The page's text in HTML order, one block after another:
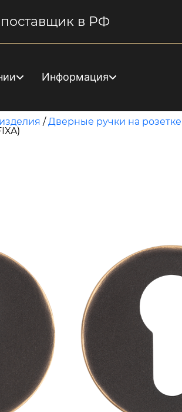
в РФ
Информация
/Дверные ручки на розетке